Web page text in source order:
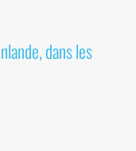
dans les